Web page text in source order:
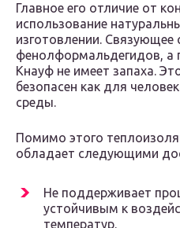
Главное его отличие от
использование
изготовлении. Связующее
фенолформальдегидов, а
Кнауф не имеет запаха.
безопасен как для
среды.
Помимо этого
обладает следующими
Не поддерживает
устойчивым к
температур.